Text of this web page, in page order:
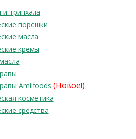
трипхала
порошки
масла
кремы
Amilfoods (Новое!)
косметика
средства